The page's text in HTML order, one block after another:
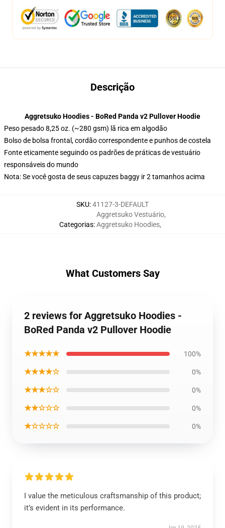
Descrição
Aggretsuko Hoodies - BoRed Panda v2 Pullover Hoodie
Peso pesado 8,25 oz. (~280 gsm) lã rica em algodão
Bolso de bolsa frontal, cordão correspondente e punhos de costela
Fonte eticamente seguindo os padrões de práticas de vestuário
responsáveis do mundo
Nota: Se você gosta de seus capuzes baggy ir 2 tamanhos acima
SKU:41127-3-DEFAULT
Categorias:
Aggretsuko Vestuário,
Aggretsuko Hoodies,
What Customers Say
2 reviews for Aggretsuko Hoodies -
BoRed Panda v2 Pullover Hoodie
★★★★★ 100%
★★★★☆ 0%
★★★☆☆ 0%
★★☆☆☆ 0%
★☆☆☆☆ 0%
I value the meticulous craftsmanship of this product;
it’s evident in its performance.